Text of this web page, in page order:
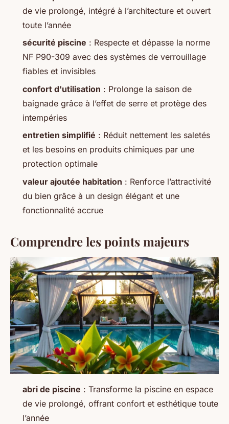
de vie prolongé, intégré à l’architecture et ouvert
toute l’année
sécurité piscine : Respecte et dépasse la norme
NF P90-309 avec des systèmes de verrouillage
fiables et invisibles
confort d'utilisation : Prolonge la saison de
baignade grâce à l’effet de serre et protège des
intempéries
entretien simplifié : Réduit nettement les saletés
et les besoins en produits chimiques par une
protection optimale
valeur ajoutée habitation : Renforce l’attractivité
du bien grâce à un design élégant et une
fonctionnalité accrue
Comprendre les points majeurs
abri de piscine : Transforme la piscine en espace
de vie prolongé, offrant confort et esthétique toute
l’année